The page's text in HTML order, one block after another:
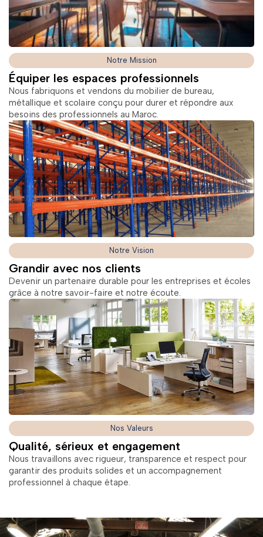
Notre Mission
Équiper les espaces professionnels
Nous fabriquons et vendons du mobilier de bureau,
métallique et scolaire conçu pour durer et répondre aux
besoins des professionnels au Maroc.
Notre Vision
Grandir avec nos clients
Devenir un partenaire durable pour les entreprises et écoles
grâce à notre savoir-faire et notre écoute.
Nos Valeurs
Qualité, sérieux et engagement
Nous travaillons avec rigueur, transparence et respect pour
garantir des produits solides et un accompagnement
professionnel à chaque étape.